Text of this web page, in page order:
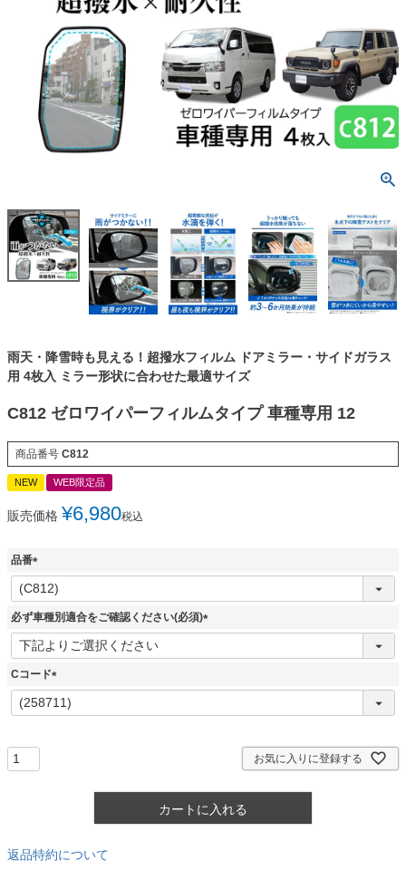
雨天・降雪時も見える！超撥水フィルム ドアミラー・サイドガラス
用 4枚入 ミラー形状に合わせた最適サイズ
C812 ゼロワイパーフィルムタイプ 車種専用 12
商品番号 C812
NEW WEB限定品
販売価格 ¥6,980税込
品番
(
必
須
必ず車種別適合をご確認ください(必須)
(
Cコード
(
必
お気に入りに登録する
カートに入れる
返品特約について